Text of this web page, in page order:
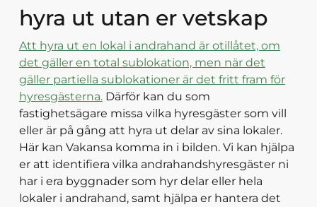
hyra ut utan er vetskap
Att hyra ut en lokal i andrahand är otillåtet, om
det gäller en total sublokation, men när det
gäller partiella sublokationer är det fritt fram för
hyresgästerna.Därför kan du som
fastighetsägare missa vilka hyresgäster som vill
eller är på gång att hyra ut delar av sina lokaler.
Här kan Vakansa komma in i bilden. Vi kan hjälpa
er att identifiera vilka andrahandshyresgäster ni
har i era byggnader som hyr delar eller hela
lokaler i andrahand, samt hjälpa er hantera det